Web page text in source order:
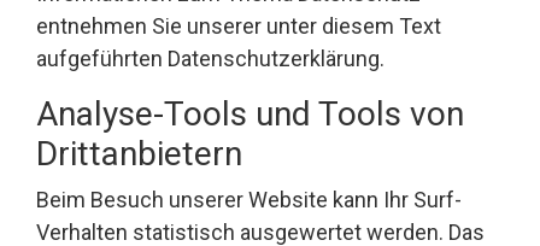
entnehmen Sie unserer unter diesem Text
aufgeführten Datenschutzerklärung.
Analyse-Tools und Tools von
Drittanbietern
Beim Besuch unserer Website kann Ihr Surf-
Verhalten statistisch ausgewertet werden. Das